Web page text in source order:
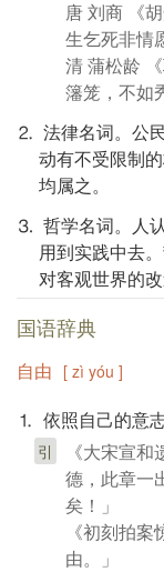
唐 刘商 《
生乞死非情
清 蒲松龄
籓笼，不如
⒉ 法律名词。公
动有不受限制
均属之。
⒊ 哲学名词。人
用到实践中去
对客观世界的改
国语辞典
自由 [ zì yóu ]
⒈ 依照自己的意
引
《大宋宣
德，此章一
矣！」
《初刻拍
由。」